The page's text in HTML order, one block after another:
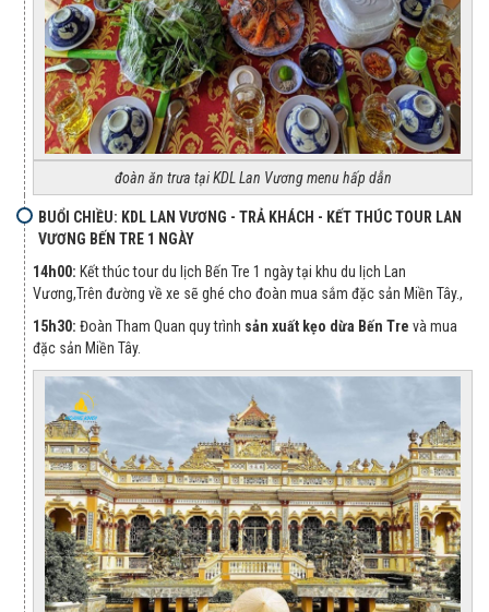
đoàn ăn trưa tại KDL Lan Vương menu hấp dẫn
BUỔI CHIỀU: KDL LAN VƯƠNG - TRẢ KHÁCH - KẾT THÚC TOUR LAN
VƯƠNG BẾN TRE 1 NGÀY
14h00: Kết thúc tour du lịch Bến Tre 1 ngày tại khu du lịch Lan
Vương,Trên đường về xe sẽ ghé cho đoàn mua sắm đặc sản Miền Tây.,
15h30: Đoàn Tham Quan quy trình sản xuất kẹo dừa Bến Tre và mua
đặc sản Miền Tây.